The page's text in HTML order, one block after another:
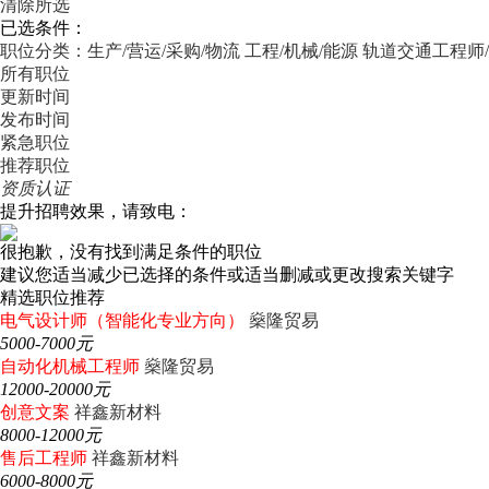
清除所选
已选条件：
职位分类：生产/营运/采购/物流 工程/机械/能源 轨道交通工程师
所有职位
更新时间
发布时间
紧急职位
推荐职位
资质认证
提升招聘效果，请致电：
很抱歉，没有找到满足条件的职位
建议您适当减少已选择的条件或适当删减或更改搜索关键字
精选职位推荐
电气设计师（智能化专业方向）
燊隆贸易
5000-7000元
自动化机械工程师 燊隆贸易
12000-20000元
创意文案 祥鑫新材料
8000-12000元
售后工程师 祥鑫新材料
6000-8000元